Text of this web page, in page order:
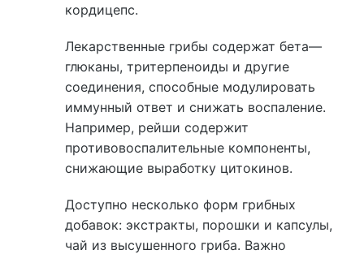
кордицепс.
Лекарственные грибы содержат бета—
глюканы, тритерпеноиды и другие
соединения, способные модулировать
иммунный ответ и снижать воспаление.
Например, рейши содержит
противовоспалительные компоненты,
снижающие выработку цитокинов.
Доступно несколько форм грибных
добавок: экстракты, порошки и капсулы,
чай из высушенного гриба. Важно